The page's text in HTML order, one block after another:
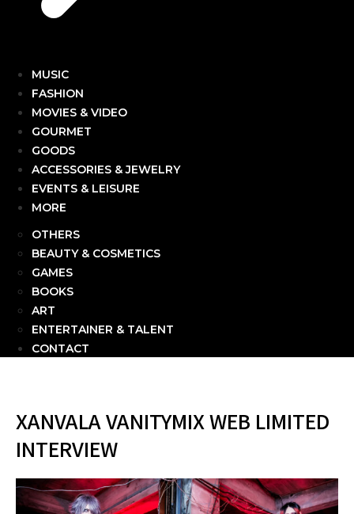
MUSIC
FASHION
MOVIES & VIDEO
GOURMET
GOODS
ACCESSORIES & JEWELRY
EVENTS & LEISURE
MORE
OTHERS
BEAUTY & COSMETICS
GAMES
BOOKS
ART
ENTERTAINER & TALENT
CONTACT
XANVALA VANITYMIX WEB LIMITED
INTERVIEW